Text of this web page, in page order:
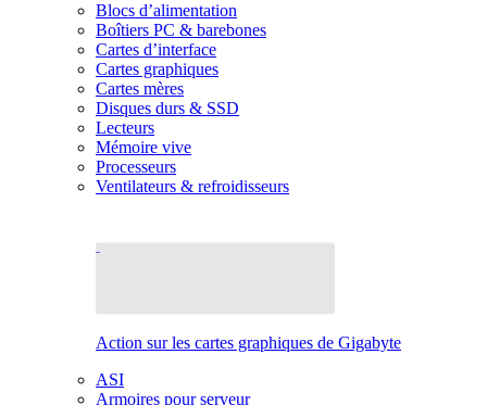
Blocs d’alimentation
Boîtiers PC & barebones
Cartes d’interface
Cartes graphiques
Cartes mères
Disques durs & SSD
Lecteurs
Mémoire vive
Processeurs
Ventilateurs & refroidisseurs
Action sur les cartes graphiques de Gigabyte
ASI
Armoires pour serveur